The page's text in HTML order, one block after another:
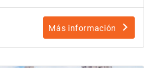
Más información